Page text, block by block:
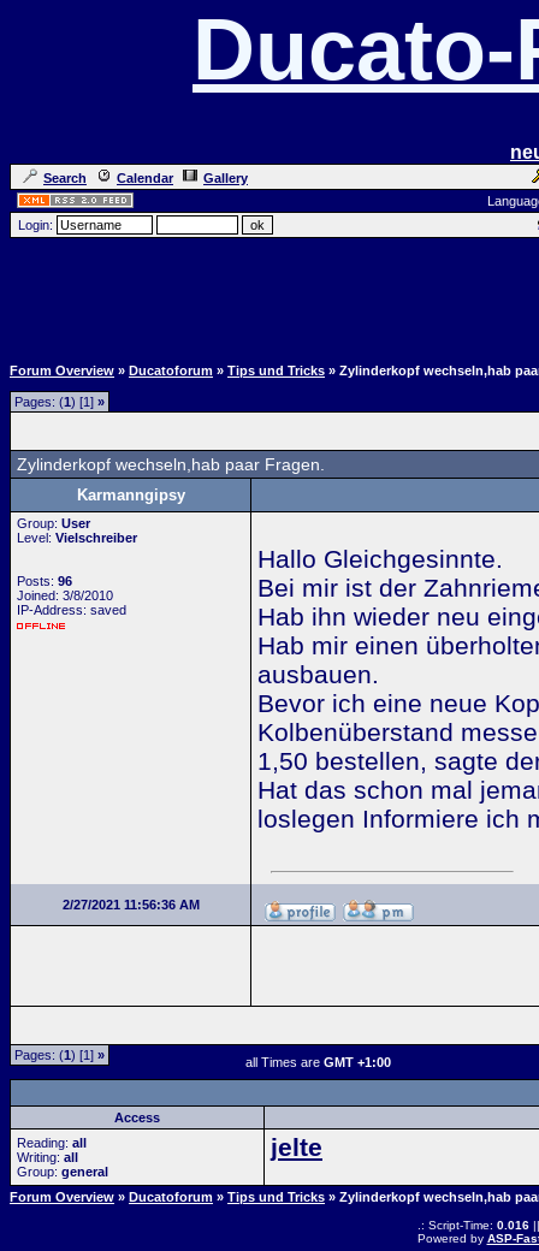
Search Calendar
Gallery
Login:
Forum Overview » Ducatoforum » Tips und Tricks » Zylinderkopf wechseln,hab
Pages: (1) [1] »
Zylinderkopf wechseln,hab paar Fragen.
Karmanngipsy
Group: User
Level: Vielschreiber
Posts: 96
Joined: 3/8/2010
IP-Address: saved
Hallo Gleichgesinnte.
Bei mir ist der
Hab ihn wieder neu
Hab mir einen
ausbauen.
Bevor ich eine neue
Kolbenüberstand
1,50 bestellen, sagte
Hat das schon mal
loslegen Informiere ich
2/27/2021 11:56:36 AM
Pages: (1) [1] » all Times are GMT +1:00
Access
Reading: all
Writing: all
Group: general
jelte
Forum Overview » Ducatoforum » Tips und Tricks » Zylinderkopf wechseln,hab
.: Script-Time: 0.016||
Powered by ASP-